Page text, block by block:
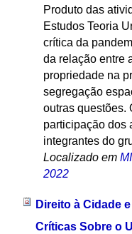
Produto das
Estudos Teoria
crítica da
da relação entre
propriedade na
segregação
outras questões.
participação dos
integrantes do
Localizado em
2022
Direito à Cidade
Críticas Sobre o